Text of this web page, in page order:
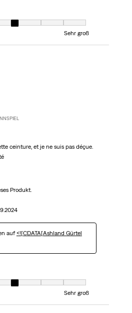
gleich Sehr klein ist und 7 gleich Sehr groß ist
Sehr groß
ceinture, et je ne suis pas déçue.
Produkt.
auf<![CDATA[Ashland Gürtel
gleich Sehr klein ist und 7 gleich Sehr groß ist
Sehr groß